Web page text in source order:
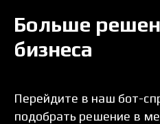
Больше
бизнеса
Перейдите в наш бот-
подобрать решение в